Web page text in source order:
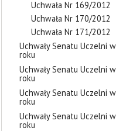
Uchwała Nr 169/2012
Uchwała Nr 170/2012
Uchwała Nr 171/2012
Uchwały Senatu Uczelni
roku
Uchwały Senatu Uczelni
roku
Uchwały Senatu Uczelni
roku
Uchwały Senatu Uczelni
roku